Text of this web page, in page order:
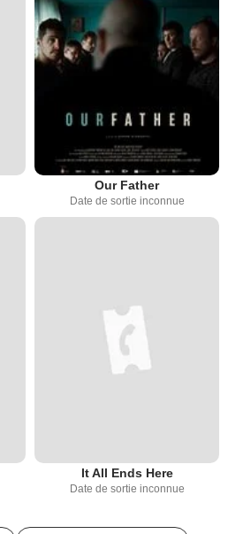
Our Father
Date de sortie inconnue
It All Ends Here
Date de sortie inconnue